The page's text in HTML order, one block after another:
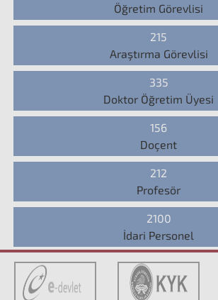
Öğretim Görevlisi
215
Araştırma Görevlisi
335
Doktor Öğretim Üyesi
156
Doçent
212
Profesör
2100
İdari Personel